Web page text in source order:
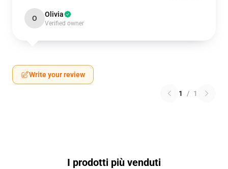
O Olivia
Verified owner
Write your review
1 / 1
I prodotti più venduti